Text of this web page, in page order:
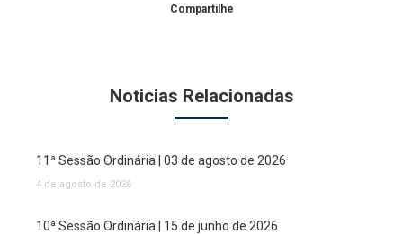
Compartilhe
Noticias Relacionadas
11ª Sessão Ordinária | 03 de agosto de 2026
4 de agosto de 2026
10ª Sessão Ordinária | 15 de junho de 2026